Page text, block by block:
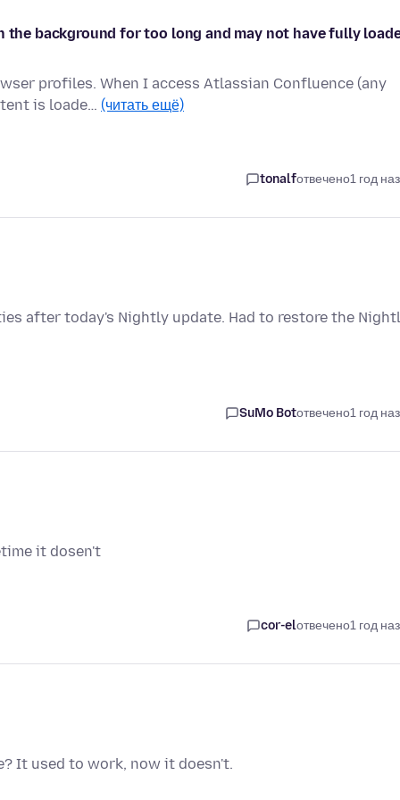
background for too long and may not have fully
profiles. When I access Atlassian Confluence (any
is loade… (читать ещё)
tonalfотвечено1 год
after today's Nightly update. Had to restore the
SuMo Botотвечено1 год
it dosen't
cor-elотвечено1 год
It used to work, now it doesn't.